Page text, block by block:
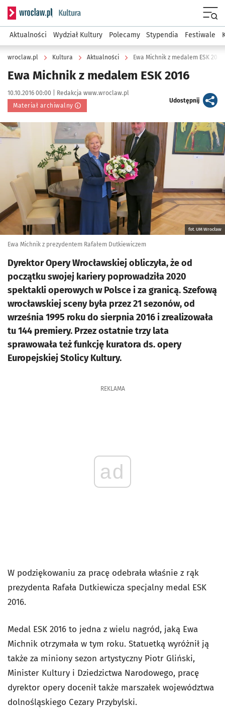
Serwis informacyjny wroclaw.pl podserwis: Kultura
Aktualności Wydział Kultury Polecamy Stypendia Festiwale
wroclaw.pl Kultura Aktualności Ewa Michnik z medalem ESK 2016
Ewa Michnik z medalem ESK 2016
Data publikacji:
10.10.2016 00:00 | Autor:
Redakcja www.wroclaw.pl
Materiał archiwalny
Udostępnijartykuł
Kliknij, aby powiększyć
fot. UM Wrocław
Ewa Michnik z prezydentem Rafałem Dutkiewiczem
Dyrektor Opery Wrocławskiej obliczyła, że od
początku swojej kariery poprowadziła 2020
spektakli operowych w Polsce i za granicą. Szefową
wrocławskiej sceny była przez 21 sezonów, od
września 1995 roku do sierpnia 2016 i zrealizowała
tu 144 premiery. Przez ostatnie trzy lata
sprawowała też funkcję kuratora ds. opery
Europejskiej Stolicy Kultury.
REKLAMA
ad
W podziękowaniu za pracę odebrała właśnie z rąk
prezydenta Rafała Dutkiewicza specjalny medal ESK
2016.
Medal ESK 2016 to jedna z wielu nagród, jaką Ewa
Michnik otrzymała w tym roku. Statuetką wyróżnił ją
także za miniony sezon artystyczny Piotr Gliński,
Minister Kultury i Dziedzictwa Narodowego, pracę
dyrektor opery docenił także marszałek województwa
dolnośląskiego Cezary Przybylski.